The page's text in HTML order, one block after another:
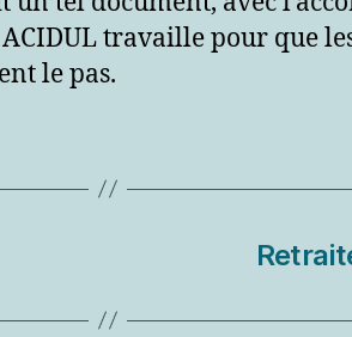
travaille pour que
le pas.